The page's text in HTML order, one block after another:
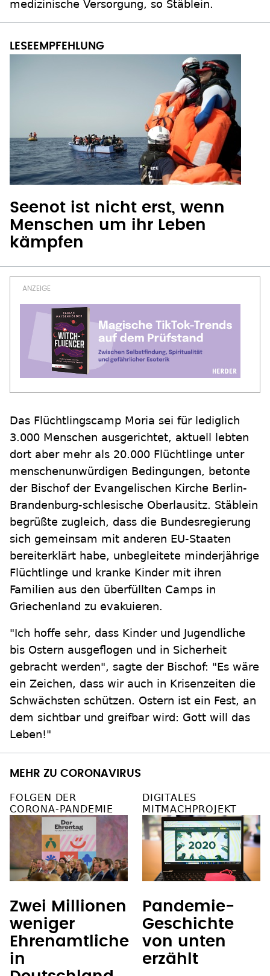
medizinische Versorgung, so Stäblein.
Seenot ist nicht erst, wenn
Menschen um ihr Leben
kämpfen
Das Flüchtlingscamp Moria sei für lediglich
3.000 Menschen ausgerichtet, aktuell lebten
dort aber mehr als 20.000 Flüchtlinge unter
menschenunwürdigen Bedingungen, betonte
der Bischof der Evangelischen Kirche Berlin-
Brandenburg-schlesische Oberlausitz. Stäblein
begrüßte zugleich, dass die Bundesregierung
sich gemeinsam mit anderen EU-Staaten
bereiterklärt habe, unbegleitete minderjährige
Flüchtlinge und kranke Kinder mit ihren
Familien aus den überfüllten Camps in
Griechenland zu evakuieren.
"Ich hoffe sehr, dass Kinder und Jugendliche
bis Ostern ausgeflogen und in Sicherheit
gebracht werden", sagte der Bischof: "Es wäre
ein Zeichen, dass wir auch in Krisenzeiten die
Schwächsten schützen. Ostern ist ein Fest, an
dem sichtbar und greifbar wird: Gott will das
Leben!"
MEHR ZU CORONAVIRUS
FOLGEN DER
CORONA-PANDEMIE
Zwei Millionen
weniger
Ehrenamtliche
in
DIGITALES
MITMACHPROJEKT
Pandemie-
Geschichte
von unten
erzählt